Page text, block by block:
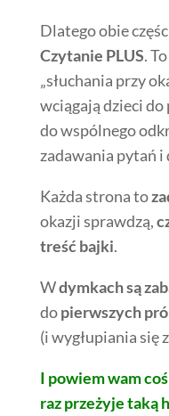
Dlatego obie
Czytanie PLUS.
„słuchania przy
wciągają dzieci do
do wspólnego
zadawania pytań i
Każda strona to
okazji sprawdzą,
treść bajki.
Wdymkach są
dopierwszych
(i wygłupiania się
I powiem wam
raz przeżyje taką